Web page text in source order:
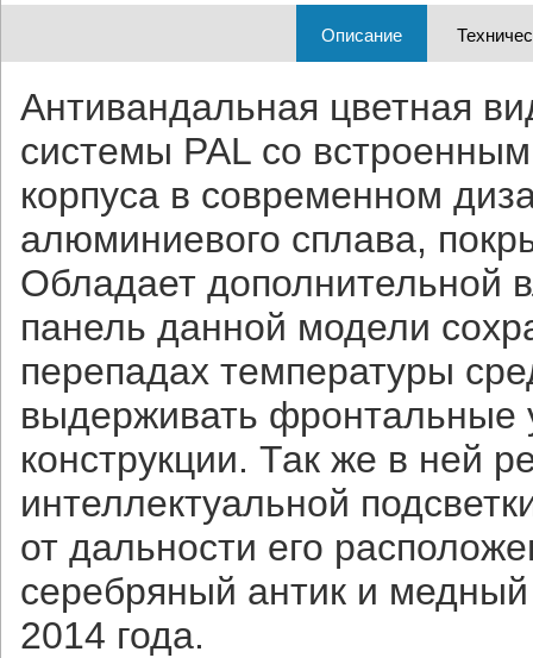
Описание
Антивандальная цветная
системы PAL со
корпуса в современном
алюминиевого сплава,
Обладает дополнительной
панель данной модели
перепадах температуры
выдерживать фронтальные
конструкции. Так же в ней
интеллектуальной
от дальности его
серебряный антик и
2014 года.